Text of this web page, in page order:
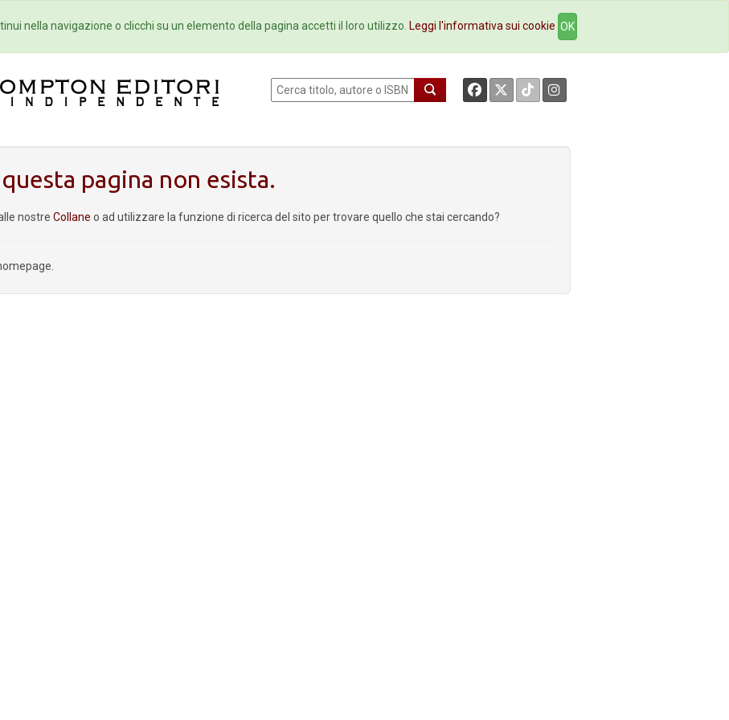
Eventi Collane Newsletter Ebookstore Contatti
pagina non esista.
nostre Collane o ad utilizzare la funzione di ricerca del sito per trovare quello che stai cercando?
nella navigazione o clicchi su un elemento della pagina accetti il loro utilizzo. Leggi l'informativa sui cookie OK